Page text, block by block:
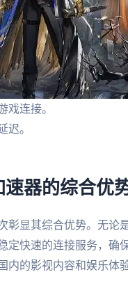
戏连接。
迟。
器的综合优
彰显其综合优势。无论
快速的连接服务，确
的影视内容和娱乐体验